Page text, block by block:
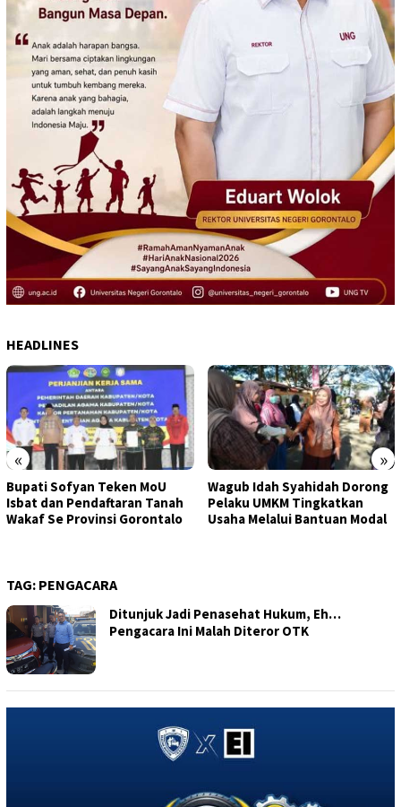
HEADLINES
« »
Wagub Idah Syahidah Dorong
Pelaku UMKM Tingkatkan
Usaha Melalui Bantuan Modal
Pemprov Gorontalo Salurkan
Bantuan Modal Usaha kepada
395 Pelaku UMKM di Kota
TAG: PENGACARA
Ditunjuk Jadi Penasehat Hukum, Eh…
Pengacara Ini Malah Diteror OTK